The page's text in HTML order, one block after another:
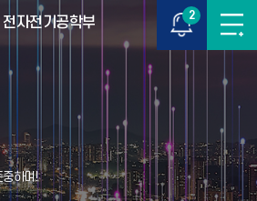
전자전기공학부 2